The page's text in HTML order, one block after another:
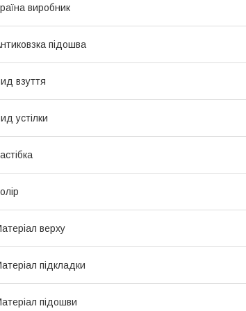
виробник
підошва
взуття
устілки
верху
підкладки
підошви